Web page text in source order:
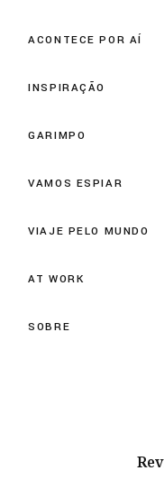
ACONTECE POR AÍ
INSPIRAÇÃO
GARIMPO
VAMOS ESPIAR
VIAJE PELO MUNDO
AT WORK
SOBRE